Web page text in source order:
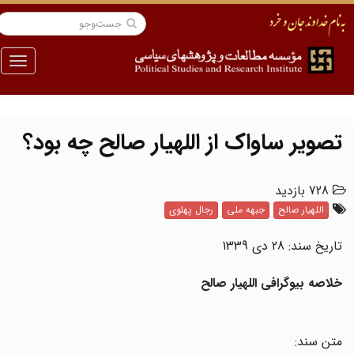
منو
تصویر ساواک از اللهیار صالح چه بود؟
728 بازدید
اللهیار صالح جبهه ملی رجال پهلوی
تاریخ سند: 28 دی 1339
خلاصه بیوگرافی اللهیار صالح
متن سند: